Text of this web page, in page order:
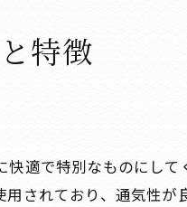
特徴
適で特別なものにし
されており、通気性が